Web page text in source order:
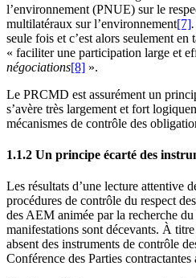
l’environnement (PNUE) sur le
multilatéraux sur l’environnement[7].
seule fois et c’est alors seulement en
« faciliter une participation large et
négociations[8] ».
Le PRCMD est assurément un
s’avère très largement et fort
mécanismes de contrôle des
1.1.2 Un principe écarté des
Les résultats d’une lecture attentive
procédures de contrôle du respect
des AEM animée par la recherche
manifestations sont décevants. À
absent des instruments de contrôle
Conférence des Parties